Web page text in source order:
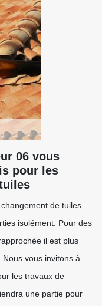
06 vous
pour les
de tuiles
isolément. Pour des
il est plus
vous invitons à
les travaux de
une partie pour